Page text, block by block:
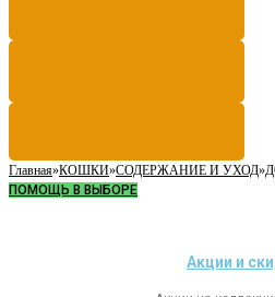
Главная»КОШКИ»СОДЕРЖАНИЕ И УХОД»
ПОМОЩЬ В ВЫБОРЕ
Акции и